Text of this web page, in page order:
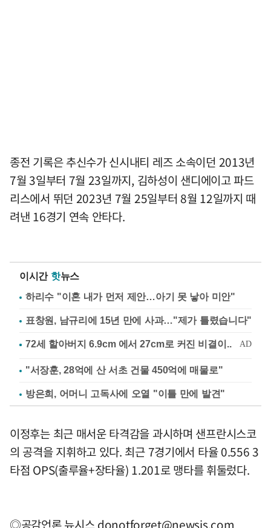
종전 기록은 추신수가 신시내티 레즈 소속이던 2013년
7월 3일부터 7월 23일까지, 김하성이 샌디에이고 파드
리스에서 뛰던 2023년 7월 25일부터 8월 12일까지 때
려낸 16경기 연속 안타다.
이시간 핫뉴스
하리수 "이혼 내가 먼저 제안…아기 못 낳아 미안"
표창원, 남규리에 15년 만에 사과…"제가 틀렸습니다"
"서장훈, 28억에 산 서초 건물 450억에 매물로"
방은희, 어머니 고독사에 오열 "이틀 만에 발견"
이정후는 최근 매서운 타격감을 과시하며 샌프란시스코
의 공격을 지휘하고 있다. 최근 7경기에서 타율 0.556 3
타점 OPS(출루율+장타율) 1.201로 맹타를 휘둘렀다.
◎공감언론 뉴시스 donotforget@newsis.com